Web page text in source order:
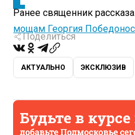
Ранее священник
мощам Георгия
Поделиться
АКТУАЛЬНО ЭКСКЛЮЗИВ